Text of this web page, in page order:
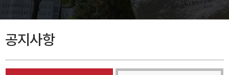
공지사항